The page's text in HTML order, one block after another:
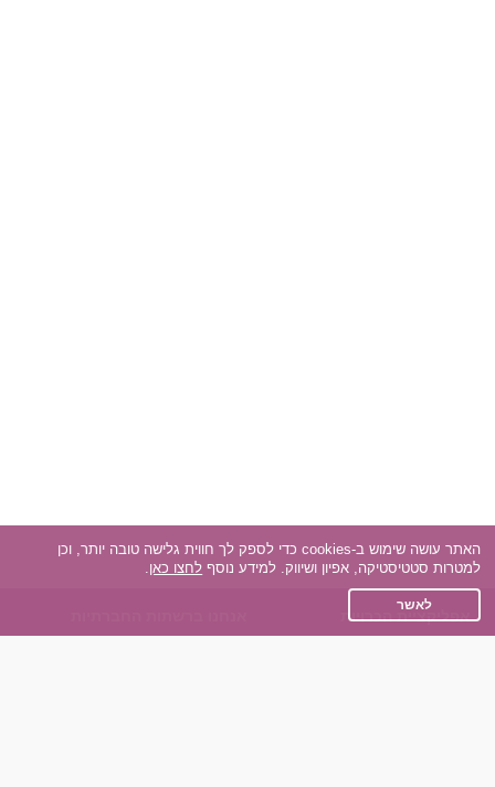
אפליקציית הכרויות
האתר עושה שימוש ב-cookies כדי לספק לך חווית גלישה טובה יותר, וכן
למטרות סטטיסטיקה, אפיון ושיווק. למידע נוסף לחצו כאן.
לאשר